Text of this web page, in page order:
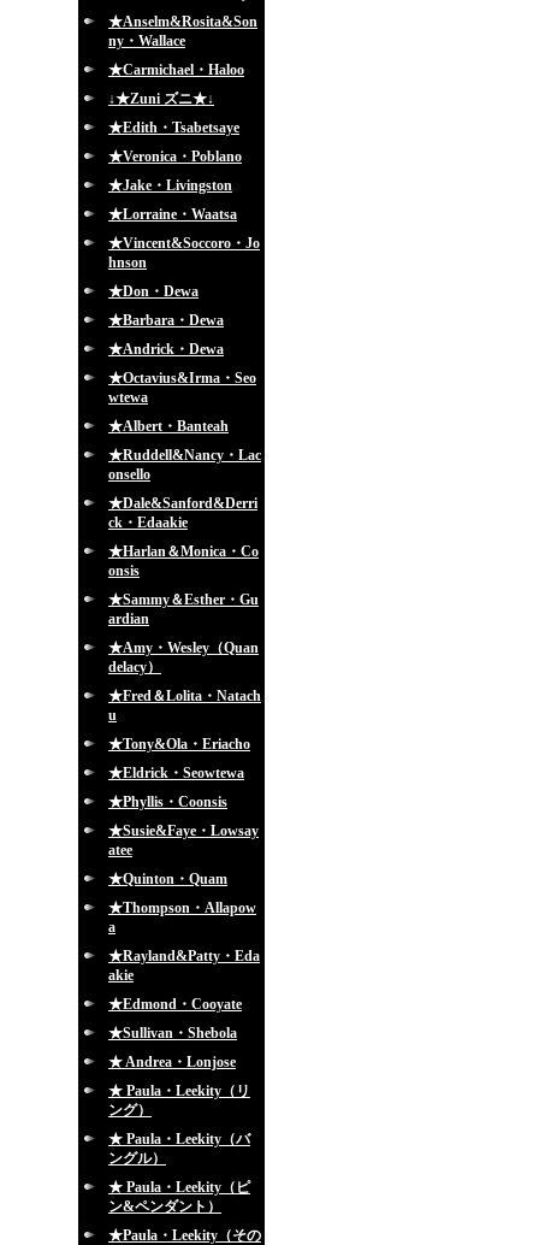
★Anselm&Rosita&Son
ny・Wallace
★Carmichael・Haloo
↓★Zuni ズニ★↓
★Edith・Tsabetsaye
★Veronica・Poblano
★Jake・Livingston
★Lorraine・Waatsa
★Vincent&Soccoro・Jo
hnson
★Don・Dewa
★Barbara・Dewa
★Andrick・Dewa
★Octavius&Irma・Seo
wtewa
★Albert・Banteah
★Ruddell&Nancy・Lac
onsello
★Dale&Sanford&Derri
ck・Edaakie
★Harlan＆Monica・Co
onsis
★Sammy＆Esther・Gu
ardian
★Amy・Wesley（Quan
delacy）
★Fred＆Lolita・Natach
u
★Tony&Ola・Eriacho
★Eldrick・Seowtewa
★Phyllis・Coonsis
★Susie&Faye・Lowsay
atee
★Quinton・Quam
★Thompson・Allapow
a
★Rayland&Patty・Eda
akie
★Edmond・Cooyate
★Sullivan・Shebola
★ Andrea・Lonjose
★ Paula・Leekity（リ
ング）
★ Paula・Leekity（バ
ングル）
★ Paula・Leekity（ピ
ン&ペンダント）
★Paula・Leekity（その